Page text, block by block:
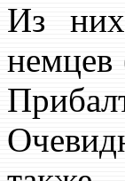
Из
немцев